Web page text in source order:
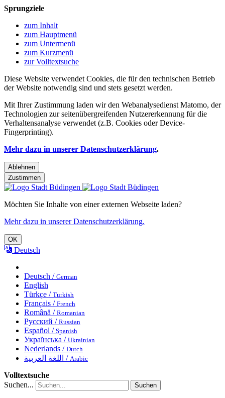
Sprungziele
zum Inhalt
zum Hauptmenü
zum Untermenü
zum Kurzmenü
zur Volltextsuche
Diese Website verwendet Cookies, die für den technischen Betrieb
der Website notwendig sind und stets gesetzt werden.
Mit Ihrer Zustimmung laden wir den Webanalysedienst Matomo, der
Technologien zur seitenübergreifenden Nutzererkennung für die
Verhaltensanalyse verwendet (z.B. Cookies oder Device-
Fingerprinting).
Mehr dazu in unserer Datenschutzerklärung.
Ablehnen
Zustimmen
Möchten Sie Inhalte von einer externen Webseite laden?
Mehr dazu in unserer Datenschutzerklärung.
OK
Deutsch
Deutsch / German
English
Türkçe / Turkish
Français / French
Română / Romanian
Русский / Russian
Español / Spanish
Українська / Ukrainian
Nederlands / Dutch
اللغة العربية / Arabic
Volltextsuche
Suchen...
Suchen